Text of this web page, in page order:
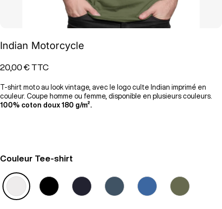
Indian Motorcycle
20,00 € TTC
T-shirt moto au look vintage, avec le logo culte Indian imprimé en
couleur. Coupe homme ou femme, disponible en plusieurs couleurs.
100% coton doux 180 g/m².
Couleur Tee-shirt